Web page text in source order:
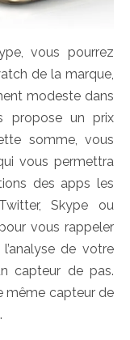
vous pourrez
de la marque,
modeste dans
propose un prix
somme, vous
vous permettra
des apps les
Skype ou
vous rappeler
de votre
capteur de pas.
même capteur de